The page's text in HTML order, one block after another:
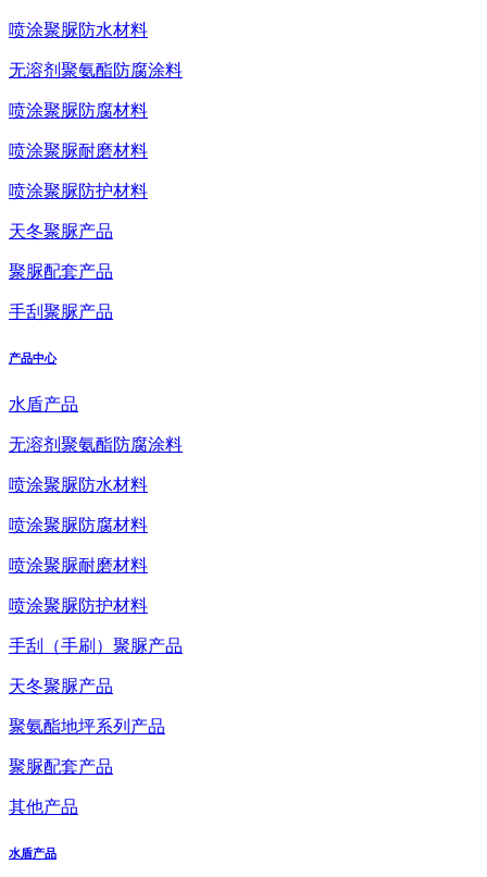
喷涂聚脲防水材料
无溶剂聚氨酯防腐涂料
喷涂聚脲防腐材料
喷涂聚脲耐磨材料
喷涂聚脲防护材料
天冬聚脲产品
聚脲配套产品
手刮聚脲产品
产品中心
水盾产品
无溶剂聚氨酯防腐涂料
喷涂聚脲防水材料
喷涂聚脲防腐材料
喷涂聚脲耐磨材料
喷涂聚脲防护材料
手刮（手刷）聚脲产品
天冬聚脲产品
聚氨酯地坪系列产品
聚脲配套产品
其他产品
水盾产品